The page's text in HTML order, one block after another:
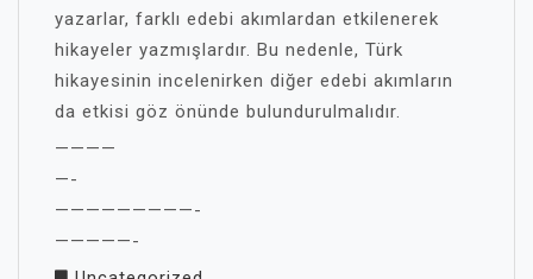
yazarlar, farklı edebi akımlardan etkilenerek
hikayeler yazmışlardır. Bu nedenle, Türk
hikayesinin incelenirken diğer edebi akımların
da etkisi göz önünde bulundurulmalıdır.
————
—-
—————————-
—————-